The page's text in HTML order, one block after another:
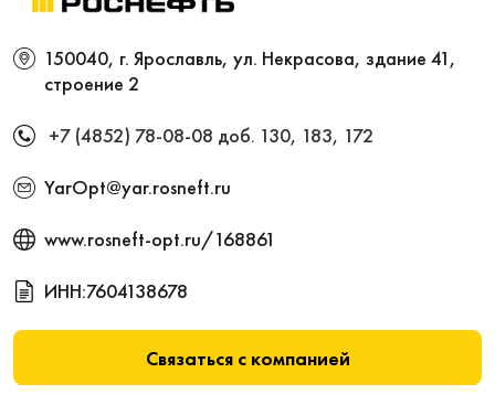
150040, г. Ярославль, ул. Некрасова, здание 41,
строение 2
+7 (4852) 78-08-08 доб. 130, 183, 172
YarOpt@yar.rosneft.ru
www.rosneft-opt.ru/168861
ИНН:7604138678
Связаться с компанией